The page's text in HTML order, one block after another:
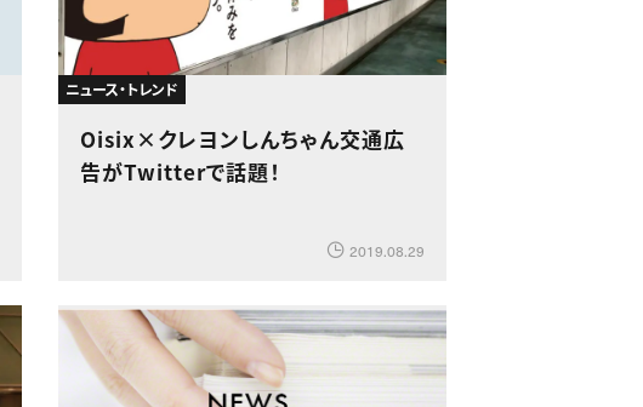
ニュース・トレンド
Oisix×クレヨンしんちゃん交通広
告がTwitterで話題！
2019.08.29